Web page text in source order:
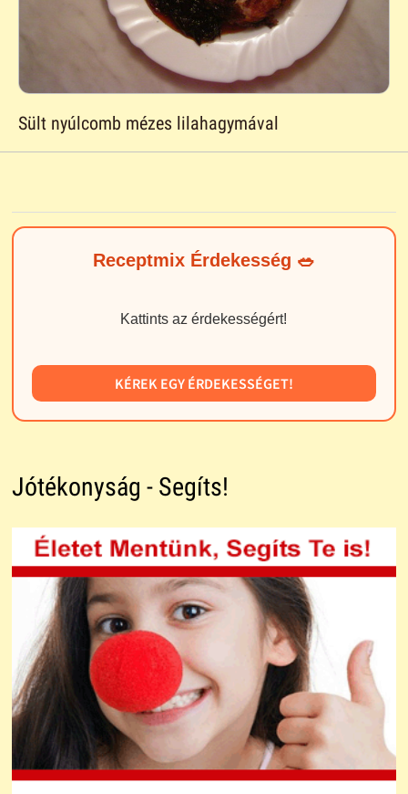
Sült nyúlcomb mézes lilahagymával
Receptmix Érdekesség 🥗
Kattints az érdekességért!
KÉREK EGY ÉRDEKESSÉGET!
Jótékonyság - Segíts!